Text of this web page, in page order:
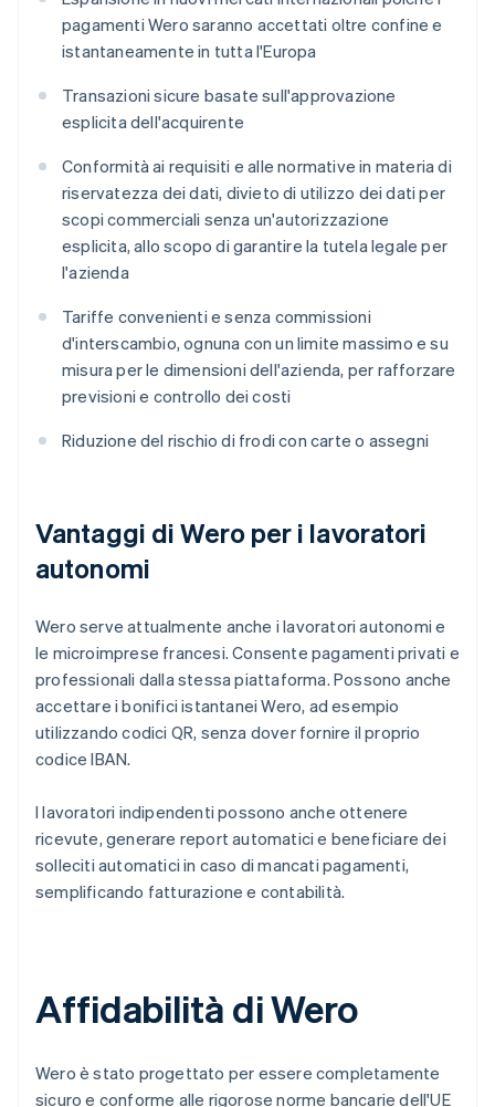
pagamenti Wero saranno accettati oltre confine e
istantaneamente in tutta l'Europa
Transazioni sicure basate sull'approvazione
esplicita dell'acquirente
Conformità ai requisiti e alle normative in materia di
riservatezza dei dati, divieto di utilizzo dei dati per
scopi commerciali senza un'autorizzazione
esplicita, allo scopo di garantire la tutela legale per
l'azienda
Tariffe convenienti e senza commissioni
d'interscambio, ognuna con un limite massimo e su
misura per le dimensioni dell'azienda, per rafforzare
previsioni e controllo dei costi
Riduzione del rischio di frodi con carte o assegni
Vantaggi di Wero per i lavoratori
autonomi
Wero serve attualmente anche i lavoratori autonomi e
le microimprese francesi. Consente pagamenti privati e
professionali dalla stessa piattaforma. Possono anche
accettare i bonifici istantanei Wero, ad esempio
utilizzando codici QR, senza dover fornire il proprio
codice IBAN.
I lavoratori indipendenti possono anche ottenere
ricevute, generare report automatici e beneficiare dei
solleciti automatici in caso di mancati pagamenti,
semplificando fatturazione e contabilità.
Affidabilità di Wero
Wero è stato progettato per essere completamente
sicuro e conforme alle rigorose norme bancarie dell'UE